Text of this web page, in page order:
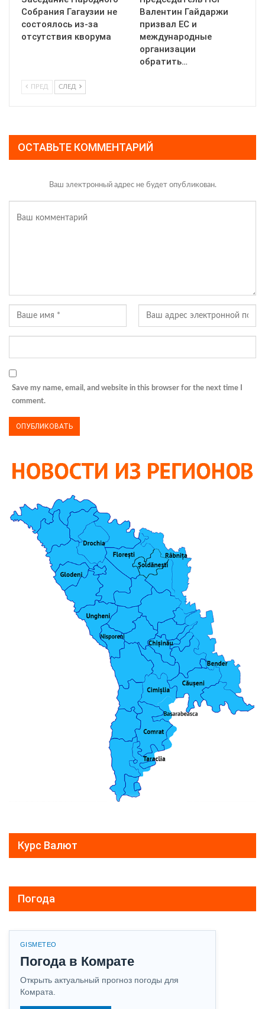
Собрания Гагаузии не
состоялось из-за
отсутствия кворума
Валентин Гайдаржи
призвал ЕС и
международные
организации
обратить…
ПРЕД СЛЕД
ОСТАВЬТЕ КОММЕНТАРИЙ
Ваш электронный адрес не будет опубликован.
Save my name, email, and website in this browser for the next time I
comment.
Курс Валют
Погода
GISMETEO
Погода в Комрате
Открыть актуальный прогноз погоды для
Комрата.